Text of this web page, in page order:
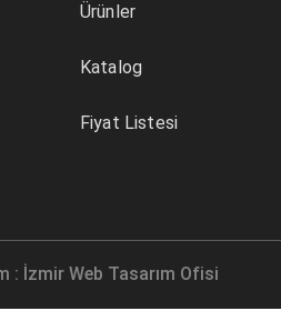
Ürünler
Katalog
Fiyat Listesi
: İzmir Web Tasarım Ofisi